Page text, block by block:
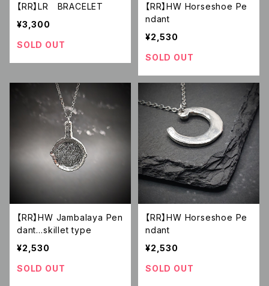
【RR】LR BRACELET
¥3,300
SOLD OUT
【RR】HW Horseshoe Pe
ndant
¥2,530
SOLD OUT
【RR】HW Jambalaya Pen
dant…skillet type
¥2,530
SOLD OUT
【RR】HW Horseshoe Pe
ndant
¥2,530
SOLD OUT